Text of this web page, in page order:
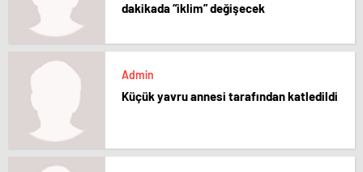
dakikada “iklim” değişecek
Admin
Küçük yavru annesi tarafından katledildi